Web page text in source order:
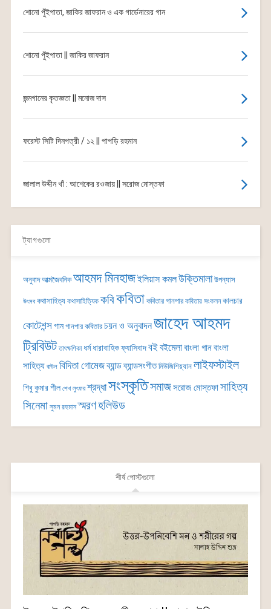
শোনো পুঁইপাতা, জাকির জাফরান ও এক গার্ডেনারের গান
শোনো পুঁইপাতা || জাকির জাফরান
জন্মগানের কৃতজ্ঞতা || মনোজ দাস
ফরেস্ট সিটি দিনপত্রী / ১২ || পাপড়ি রহমান
জালাল উদ্দীন খাঁ : আশেকের রওজায় || সরোজ মোস্তফা
ট্যাগগুলো
অনুবাদ আত্মজৈবনিক আহমদ মিনহাজইলিয়াস কমলউক্তিমালা উপন্যাস
উৎসব কথাসাহিত্য কথাসাহিত্যিক কবিকবিতা কবিতার গানপার কবিতার সংকলন কালচার
কোটেশন্সগান গানপার কবিতার চয়ন ও অনুবাদনজাহেদ আহমদ
ট্রিবিউট তাৎক্ষণিকা ধর্ম ধারাবাহিকফ্যাসিবাদবইবইমেলাবাংলা গানবাংলা
সাহিত্য বাউল বিদিতা গোমেজব্যান্ডব্যান্ডসংগীত মিউজিশিয়্যান লাইফস্টাইল
শিবু কুমার শীল শেখ লুৎফর শ্রদ্ধাসংস্কৃতিসমাজসরোজ মোস্তফাসাহিত্য
সিনেমা সুমন রহমান স্মরণহলিউড
শীর্ষ পোস্টগুলো